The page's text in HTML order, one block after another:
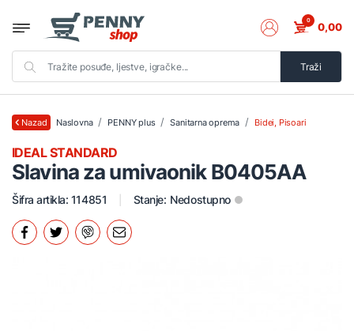
Traži
0 0,00
Nazad Naslovna PENNY plus Sanitarna oprema Bidei, Pisoari
Slavina za umivaonik B0405AA
IDEAL STANDARD
Šifra artikla: 114851 Stanje: Nedostupno